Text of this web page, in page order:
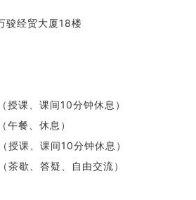
骏经贸大厦18楼
课、课间10分钟休息）
餐、休息）
课、课间10分钟休息）
歇、答疑、自由交流）